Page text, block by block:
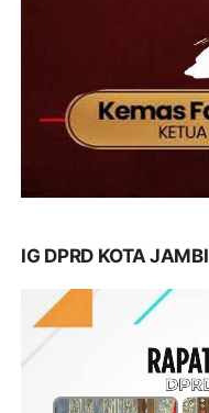
IG DPRD KOTA JAMBI